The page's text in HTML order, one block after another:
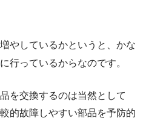
やしているかというと、かな
行っているからなのです。
を交換するのは当然として
的故障しやすい部品を予防的